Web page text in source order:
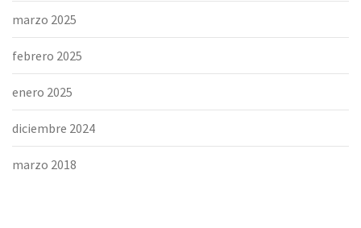
marzo 2025
febrero 2025
enero 2025
diciembre 2024
marzo 2018